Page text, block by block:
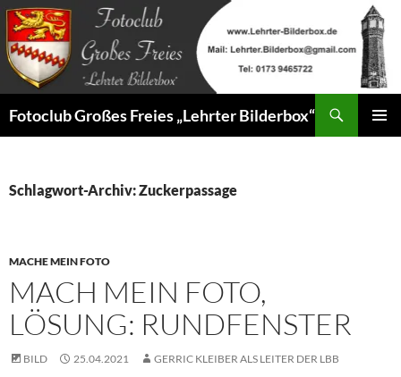
Zum
Inhalt
springen
Fotoclub Großes Freies „Lehrter Bilderbox“
Schlagwort-Archiv: Zuckerpassage
MACHE MEIN FOTO
MACH MEIN FOTO,
LÖSUNG: RUNDFENSTER
BILD 25.04.2021 GERRIC KLEIBER ALS LEITER DER LBB